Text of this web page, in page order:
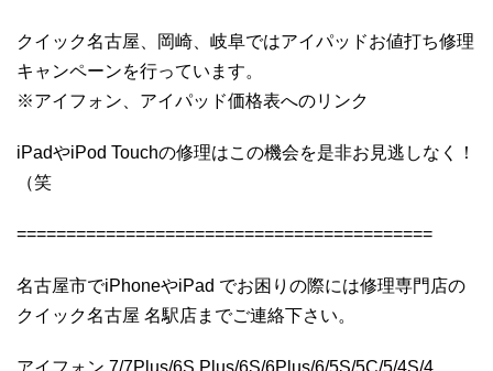
クイック名古屋、岡崎、岐阜ではアイパッドお値打ち修理
キャンペーンを行っています。
※アイフォン、アイパッド価格表へのリンク
iPadやiPod Touchの修理はこの機会を是非お見逃しなく！
（笑
==========================================
名古屋市でiPhoneやiPad でお困りの際には修理専門店の
クイック名古屋 名駅店までご連絡下さい。
アイフォン 7/7Plus/6S Plus/6S/6Plus/6/5S/5C/5/4S/4